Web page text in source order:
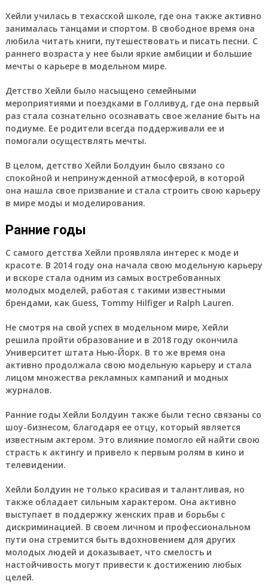
Хейли училась в техасской школе, где она также активно
занималась танцами и спортом. В свободное время она
любила читать книги, путешествовать и писать песни. С
раннего возраста у нее были яркие амбиции и большие
мечты о карьере в модельном мире.
Детство Хейли было насыщено семейными
мероприятиями и поездками в Голливуд, где она первый
раз стала сознательно осознавать свое желание быть на
подиуме. Ее родители всегда поддерживали ее и
помогали осуществлять мечты.
В целом, детство Хейли Болдуин было связано со
спокойной и непринужденной атмосферой, в которой
она нашла свое призвание и стала строить свою карьеру
в мире моды и моделирования.
Ранние годы
С самого детства Хейли проявляла интерес к моде и
красоте. В 2014 году она начала свою модельную карьеру
и вскоре стала одним из самых востребованных
молодых моделей, работая с такими известными
брендами, как Guess, Tommy Hilfiger и Ralph Lauren.
Не смотря на свой успех в модельном мире, Хейли
решила пройти образование и в 2018 году окончила
Университет штата Нью-Йорк. В то же время она
активно продолжала свою модельную карьеру и стала
лицом множества рекламных кампаний и модных
журналов.
Ранние годы Хейли Болдуин также были тесно связаны со
шоу-бизнесом, благодаря ее отцу, который является
известным актером. Это влияние помогло ей найти свою
страсть к актингу и привело к первым ролям в кино и
телевидении.
Хейли Болдуин не только красивая и талантливая, но
также обладает сильным характером. Она активно
выступает в поддержку женских прав и борьбы с
дискриминацией. В своем личном и профессиональном
пути она стремится быть вдохновением для других
молодых людей и доказывает, что смелость и
настойчивость могут привести к достижению любых
целей.